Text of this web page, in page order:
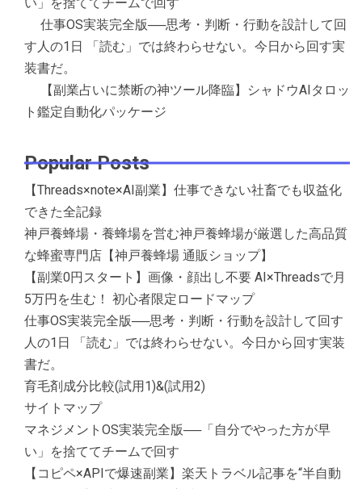
仕事OS実装完全版──思考・判断・行動を設計して回
す人の1日 「読む」では終わらせない。今日から回す実
装書だ。
【副業占いに禁断の神ツール降臨】シャドウAIタロッ
ト鑑定自動化パッケージ
Popular Posts
【Threads×note×AI副業】仕事できない社畜でも収益化
できた全記録
神戸養蜂場・養蜂場を営む神戸養蜂場が厳選した高品質
な蜂蜜専門店【神戸養蜂場 通販ショップ】
【副業0円スタート】画像・顔出し不要 AI×Threadsで月
5万円を生む！ 初心者限定ロードマップ
仕事OS実装完全版──思考・判断・行動を設計して回す
人の1日 「読む」では終わらせない。今日から回す実装
書だ。
育毛剤成分比較(試用1)&(試用2)
サイトマップ
マネジメントOS実装完全版──「自分でやった方が早
い」を捨ててチームで回す
【コピペ×APIで爆速副業】楽天トラベル記事を“半自動